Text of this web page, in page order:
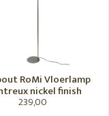
RoMi Vloerlamp
nickel finish
239,00